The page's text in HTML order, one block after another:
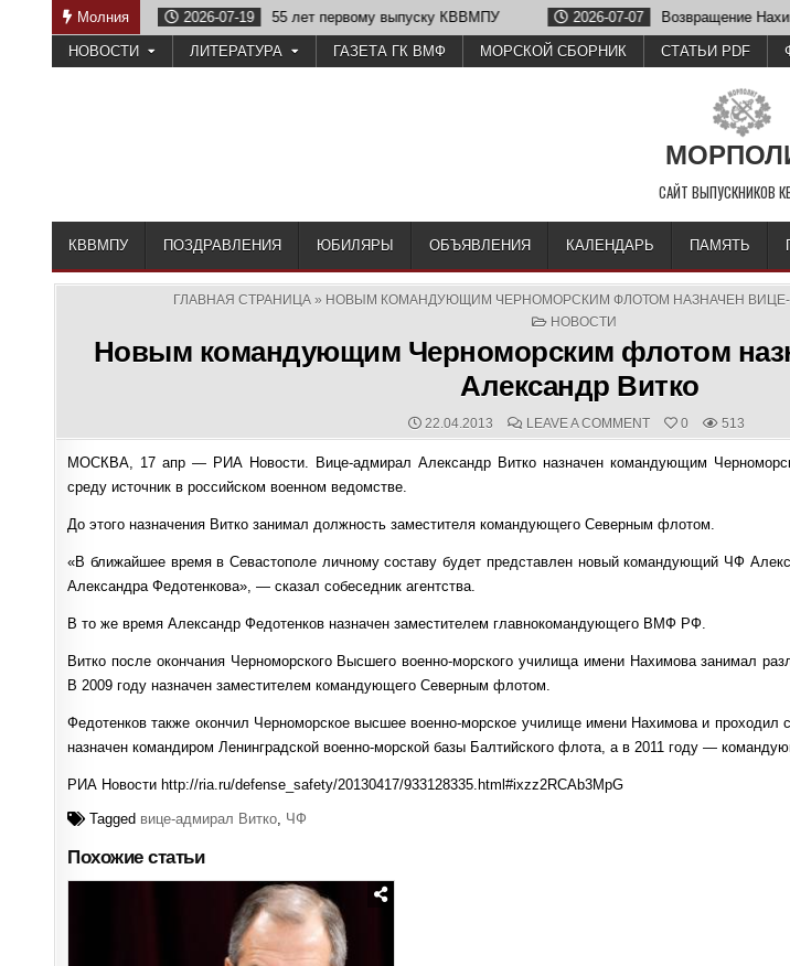
Молния 2026-07-19 55 лет первому выпуску КВВМПУ 2026-07-07 Возвращение Нахимова
НОВОСТИ ЛИТЕРАТУРА ГАЗЕТА ГК ВМФ МОРСКОЙ СБОРНИК СТАТЬИ PDF
САЙТ ВЫПУСКНИКОВ
КВВМПУ ПОЗДРАВЛЕНИЯ ЮБИЛЯРЫ ОБЪЯВЛЕНИЯ КАЛЕНДАРЬ ПАМЯТЬ
ГЛАВНАЯ СТРАНИЦА » НОВЫМ КОМАНДУЮЩИМ ЧЕРНОМОРСКИМ ФЛОТОМ НАЗНАЧЕН ВИЦЕ-
POSTED
НОВОСТИ
Новым командующим Черноморским флотом
Александр Витко
PUBLISHED
DATE:
22.04.2013 COMMENTS:
LEAVE A COMMENTON
НОВЫМ
ЧЕРНОМОРСКИМ
ФЛОТОМ
АДМИРАЛ
АЛЕКСАНДР
0 513
МОСКВА, 17 апр — РИА Новости. Вице-адмирал Александр Витко назначен командующим
среду источник в российском военном ведомстве.
До этого назначения Витко занимал должность заместителя командующего Северным флотом.
«В ближайшее время в Севастополе личному составу будет представлен новый командующий ЧФ
Александра Федотенкова», — сказал собеседник агентства.
В то же время Александр Федотенков назначен заместителем главнокомандующего ВМФ РФ.
Витко после окончания Черноморского Высшего военно-морского училища имени Нахимова занимал
В 2009 году назначен заместителем командующего Северным флотом.
Федотенков также окончил Черноморское высшее военно-морское училище имени Нахимова и
назначен командиром Ленинградской военно-морской базы Балтийского флота, а в 2011 году —
РИА Новости http://ria.ru/defense_safety/20130417/933128335.html#ixzz2RCAb3MpG
Tagged вице-адмирал Витко, ЧФ
Похожие статьи
Posted